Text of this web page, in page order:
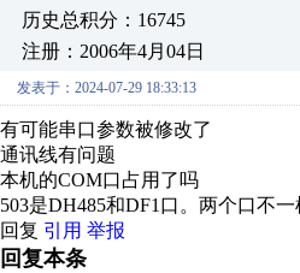
历史总积分：16745
注册：2006年4月04日
发表于：2024-07-29 18:33:13
有可能串口参数被修改了
通讯线有问题
本机的COM口占用了吗
503是DH485和DF1口。两个口不
回复 引用 举报
回复本条